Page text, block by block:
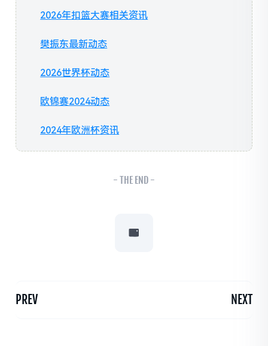
2026年扣篮大赛相关资讯
樊振东最新动态
2026世界杯动态
欧锦赛2024动态
2024年欧洲杯资讯
- THE END -
PREV NEXT